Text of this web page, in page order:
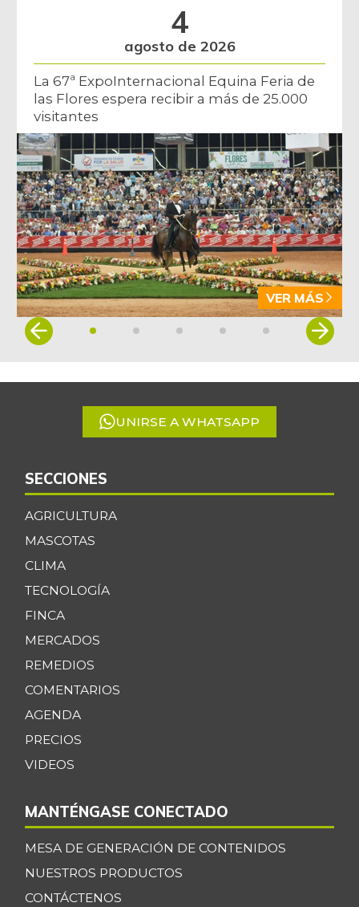
4
agosto de 2026
La 67ª ExpoInternacional Equina Feria de
las Flores espera recibir a más de 25.000
visitantes
VER MÁS
Item
5
UNIRSE A WHATSAPP
SECCIONES
AGRICULTURA
MASCOTAS
CLIMA
TECNOLOGÍA
FINCA
MERCADOS
REMEDIOS
COMENTARIOS
AGENDA
PRECIOS
VIDEOS
MANTÉNGASE CONECTADO
MESA DE GENERACIÓN DE CONTENIDOS
NUESTROS PRODUCTOS
CONTÁCTENOS